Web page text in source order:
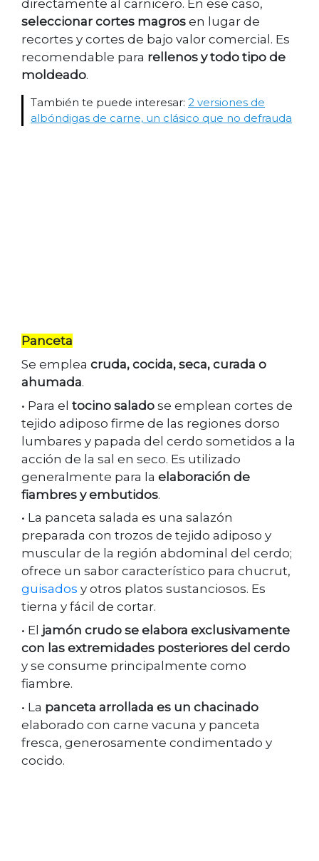
directamente al carnicero. En ese caso,
seleccionar cortes magros en lugar de
recortes y cortes de bajo valor comercial. Es
recomendable para rellenos y todo tipo de
moldeado.
También te puede interesar: 2 versiones de
albóndigas de carne, un clásico que no defrauda
Panceta
Se emplea cruda, cocida, seca, curada o
ahumada.
• Para el tocino salado se emplean cortes de
tejido adiposo firme de las regiones dorso
lumbares y papada del cerdo sometidos a la
acción de la sal en seco. Es utilizado
generalmente para la elaboración de
fiambres y embutidos.
• La panceta salada es una salazón
preparada con trozos de tejido adiposo y
muscular de la región abdominal del cerdo;
ofrece un sabor característico para chucrut,
guisados y otros platos sustanciosos. Es
tierna y fácil de cortar.
• El jamón crudo se elabora exclusivamente
con las extremidades posteriores del cerdo
y se consume principalmente como
fiambre.
• La panceta arrollada es un chacinado
elaborado con carne vacuna y panceta
fresca, generosamente condimentado y
cocido.